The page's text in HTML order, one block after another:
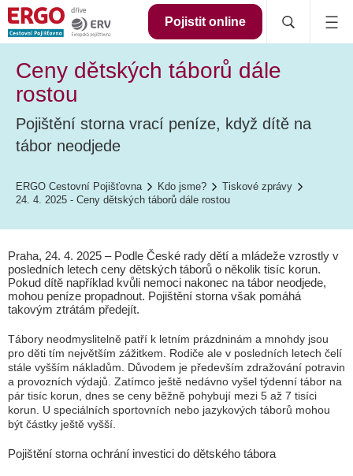
Pojistit online
Ceny dětských táborů dále
rostou
Pojištění storna vrací peníze, když dítě na
tábor neodjede
ERGO Cestovní Pojišťovna Kdo jsme?
Tiskové zprávy
24. 4. 2025 - Ceny dětských táborů dále rostou
Praha, 24. 4. 2025 – Podle České rady dětí a mládeže vzrostly v
posledních letech ceny dětských táborů o několik tisíc korun.
Pokud dítě například kvůli nemoci nakonec na tábor neodjede,
mohou peníze propadnout. Pojištění storna však pomáhá
takovým ztrátám předejít.
Tábory neodmyslitelně patří k letním prázdninám a mnohdy jsou
pro děti tím největším zážitkem. Rodiče ale v posledních letech čelí
stále vyšším nákladům. Důvodem je především zdražování potravin
a provozních výdajů. Zatímco ještě nedávno vyšel týdenní tábor na
pár tisíc korun, dnes se ceny běžně pohybují mezi 5 až 7 tisíci
korun. U speciálních sportovních nebo jazykových táborů mohou
být částky ještě vyšší.
Pojištění storna ochrání investici do dětského tábora